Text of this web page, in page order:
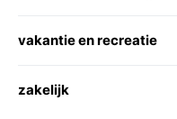
vakantie en recreatie
zakelijk